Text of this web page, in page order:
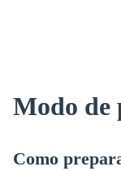
Modo de
Como